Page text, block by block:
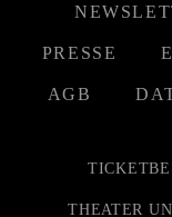
PRESSE
AGB
THEATER